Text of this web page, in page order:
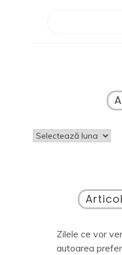
Arhive
Zilele ce vor
autoarea